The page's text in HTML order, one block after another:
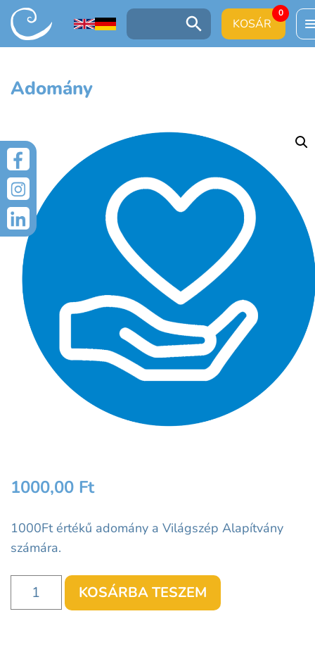
UGRÁS A TARTALOMRA
Keresés: KOSÁR
0
Adomány
1000,00 Ft
1000Ft értékű adomány a Világszép Alapítvány
számára.
Adomány
mennyiség
KOSÁRBA TESZEM